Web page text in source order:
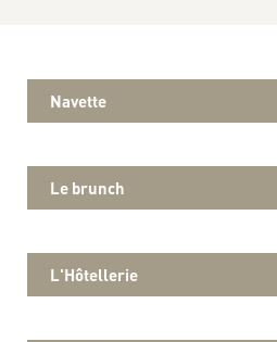
Navette
Le brunch
L'Hôtellerie